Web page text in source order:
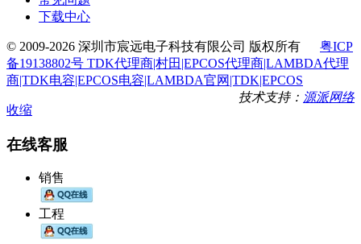
下载中心
© 2009-2026 深圳市宸远电子科技有限公司 版权所有 粤ICP
备19138802号 TDK代理商|村田|EPCOS代理商|LAMBDA代理
商|TDK电容|EPCOS电容|LAMBDA官网|TDK|EPCOS
技术支持： 源派网络
收缩
在线客服
销售
工程